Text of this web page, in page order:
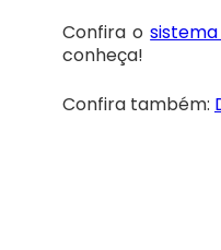
Confira o
conheça!
Confira também: